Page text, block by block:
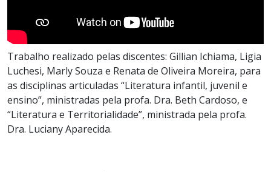
Trabalho realizado pelas discentes: Gillian Ichiama, Ligia
Luchesi, Marly Souza e Renata de Oliveira Moreira, para
as disciplinas articuladas “Literatura infantil, juvenil e
ensino”, ministradas pela profa. Dra. Beth Cardoso, e
“Literatura e Territorialidade”, ministrada pela profa.
Dra. Luciany Aparecida.